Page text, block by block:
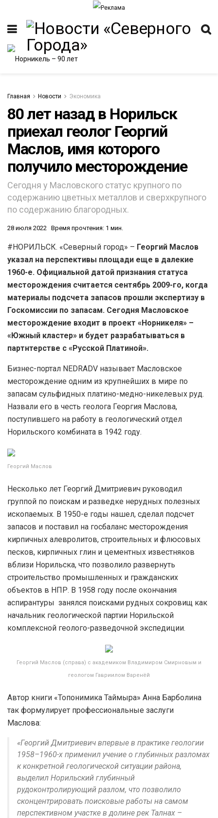
Главная Новости Экономика
80 лет назад в Норильск
приехал геолог Георгий
Маслов, имя которого
получило месторождение
Сегодня у Масловского статус крупного по
содержанию цветных металлов и сверхкрупного
по содержанию благородных.
28 июля 2022 Время прочтения: 1 мин.
#НОРИЛЬСК. «Северный город» – Георгий Маслов
указал на перспективы площади еще в далекие
1960-е. Официальной датой признания статуса
месторождения считается сентябрь 2009-го, когда
материалы подсчета запасов прошли экспертизу в
Госкомиссии по запасам. Сегодня Масловское
месторождение входит в проект «Норникеля» –
«Южный кластер» и будет разрабатываться в
партнтерстве с «Русской Платиной».
Бизнес-портал NEDRADV называет Масловское
месторождение одним из крупнейших в мире по
запасам сульфидных платино-медно-никелевых руд.
Назвали его в честь геолога Георгия Маслова,
поступившего на работу в геологический отдел
Норильского комбината в 1942 году.
Георгий Маслов
Несколько лет Георгий Дмитриевич руководил
группой по поискам и разведке нерудных полезных
ископаемых. В 1950-е годы нашел, сделал подсчет
запасов и поставил на госбаланс месторождения
кирпичных алевролитов, строительных и флюсовых
песков, кирпичных глин и цементных известняков
вблизи Норильска, что позволило развернуть
строительство промышленных и гражданских
объектов в НПР. В 1958 году после окончания
аспирантуры занялся поисками рудных сокровищ как
начальник геологической партии Норильской
комплексной геолого-разведочной экспедиции.
Георгий Маслов (справа) с академиком Владимиром Смирновым и
геологом Гавриилом Варенёй
Автор книги «Топонимика Таймыра» Анна Барболина
так формулирует профессиональные заслуги
Маслова:
«Георгий Дмитриевич впервые в практике геологии
1958–1960-х применил учение о глубинных разломах
к конкретной геологической ситуации района,
выделил Норильский глубинный
рудоконтролирующий разлом, что позволило
сконцентрировать поисковые работы на самом
перспективном участке в долине рек Талнах –